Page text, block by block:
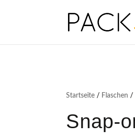
Startseite / Flaschen /
Snap-